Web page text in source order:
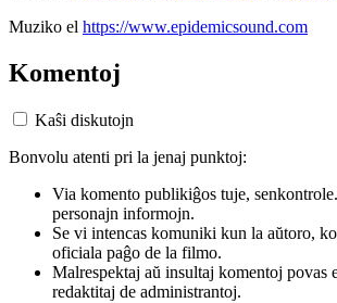
Muziko el https://www.epidemicsound.com
Komentoj
Kaŝi diskutojn
Bonvolu atenti pri la jenaj punktoj:
Via komento publikiĝos tuje,
personajn informojn.
Se vi intencas komuniki kun la aŭtoro,
oficiala paĝo de la filmo.
Malrespektaj aŭ insultaj komentoj povas
redaktitaj de administrantoj.